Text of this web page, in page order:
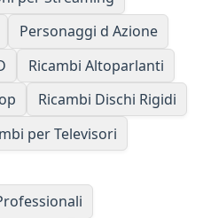
Personaggi d Azione
Ricambi Altoparlanti
Ricambi Dischi Rigidi
per Televisori